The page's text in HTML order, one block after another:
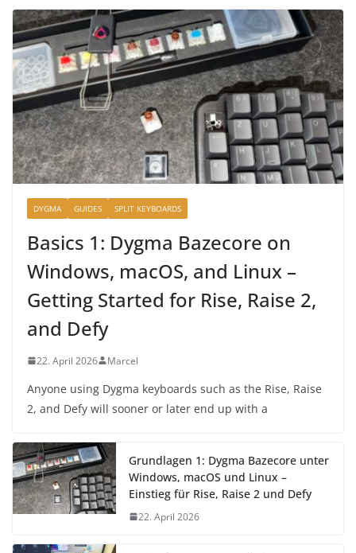
DYGMA GUIDES SPLIT KEYBOARDS
Basics 1: Dygma Bazecore on
Windows, macOS, and Linux –
Getting Started for Rise, Raise 2,
and Defy
22. April 2026 Marcel
Anyone using Dygma keyboards such as the Rise, Raise
2, and Defy will sooner or later end up with a
Grundlagen 1: Dygma Bazecore unter
Windows, macOS und Linux –
Einstieg für Rise, Raise 2 und Defy
22. April 2026